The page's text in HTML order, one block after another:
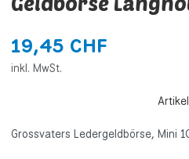
19,45 CHF
inkl. MwSt.
Grossvaters Ledergeldbörse, Mini